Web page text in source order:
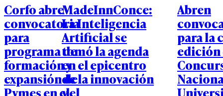
Corfo abre
convocatoria
para
programa de
formación y
expansión de
Pymes en el
MadeInnConce:
La Inteligencia
Artificial se
tomó la agenda
en el epicentro
de la innovación
y el
Abren
para la
edición